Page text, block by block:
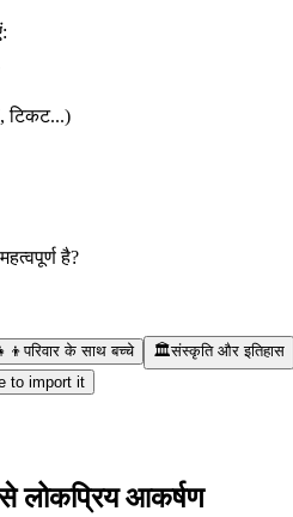
टिकट...)
है?
परिवार के साथ बच्चे 🏛️संस्कृति और इतिहास
to import it
लोकप्रिय आकर्षण